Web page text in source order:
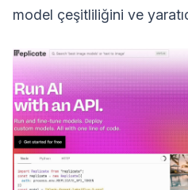
model çeşitliliğini ve